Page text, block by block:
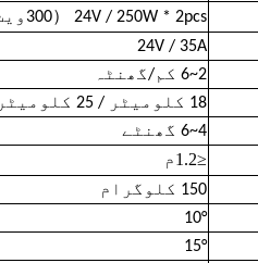
24V / 250W * 2pcs
（300ویٹ 350ویٹ دستیاب
24V / 35A
2~6 کم/گھنٹہ
18 کلومیٹر / 25 کلومیٹر
4~6 گھنٹے
≤1.2
م
150 کلوگرام
10°
15°